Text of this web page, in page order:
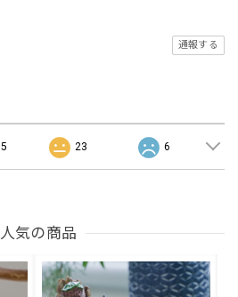
通報する
23 6
人気の商品